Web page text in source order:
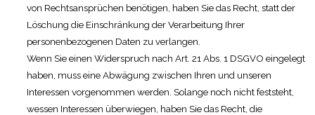
von Rechtsansprüchen benötigen, haben Sie das Recht, statt der
Löschung die Einschränkung der Verarbeitung Ihrer
personenbezogenen Daten zu verlangen.
Wenn Sie einen Widerspruch nach Art. 21 Abs. 1 DSGVO eingelegt
haben, muss eine Abwägung zwischen Ihren und unseren
Interessen vorgenommen werden. Solange noch nicht feststeht,
wessen Interessen überwiegen, haben Sie das Recht, die